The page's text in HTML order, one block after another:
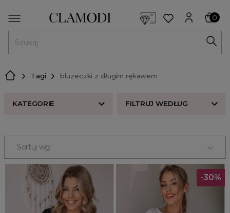
0
Tagi bluzeczki z długim rękawem
KATEGORIE FILTRUJ WEDŁUG
Bestsellery
Odzież damska
Buty damskie
Akcesoria
Premium
Sortuj wg:
-30%